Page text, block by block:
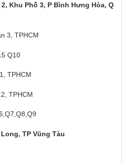
Khu Phố 3, P Bình Hưng Hòa, Q
3, TPHCM
Q10
TPHCM
TPHCM
TP Vũng Tàu